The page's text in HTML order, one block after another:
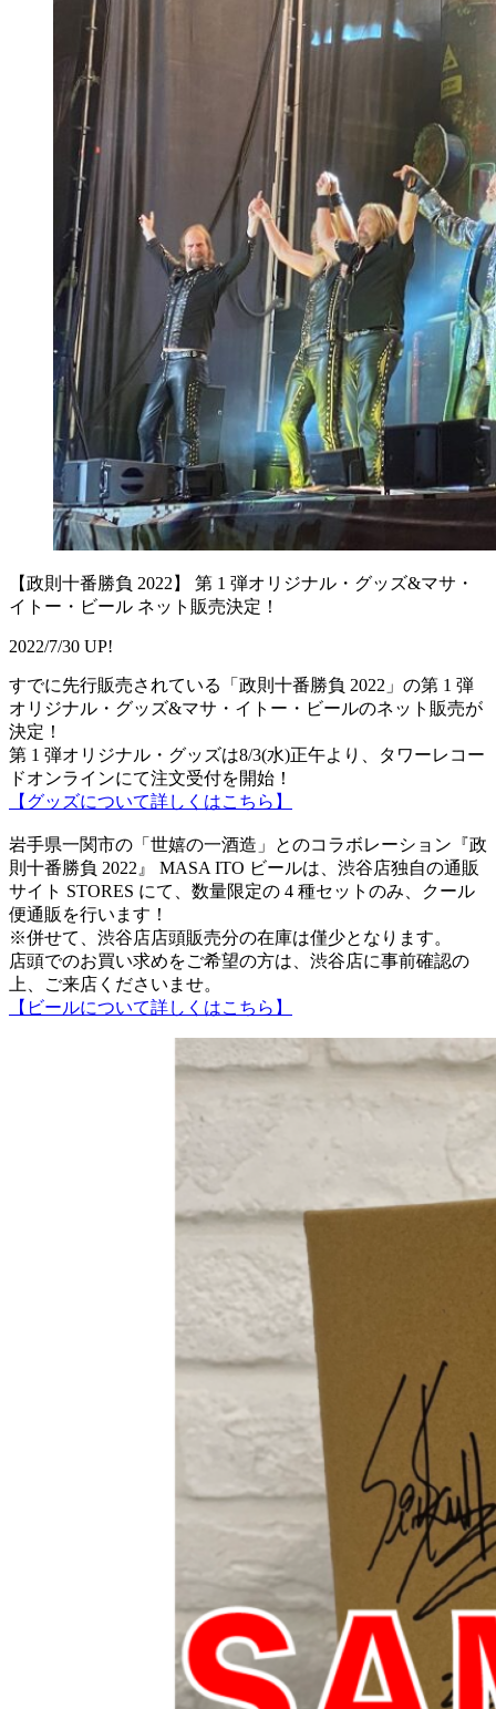
【政則十番勝負 2022】 第 1 弾オリジナル・グッズ&マサ・
イトー・ビール ネット販売決定！
2022/7/30 UP!
すでに先行販売されている「政則十番勝負 2022」の第 1 弾
オリジナル・グッズ&マサ・イトー・ビールのネット販売が
決定！
第 1 弾オリジナル・グッズは8/3(水)正午より、タワーレコー
ドオンラインにて注文受付を開始！
【グッズについて詳しくはこちら】
岩手県一関市の「世嬉の一酒造」とのコラボレーション『政
則十番勝負 2022』 MASA ITO ビールは、渋谷店独自の通販
サイト STORES にて、数量限定の 4 種セットのみ、クール
便通販を行います！
※併せて、渋谷店店頭販売分の在庫は僅少となります。
店頭でのお買い求めをご希望の方は、渋谷店に事前確認の
上、ご来店くださいませ。
【ビールについて詳しくはこちら】